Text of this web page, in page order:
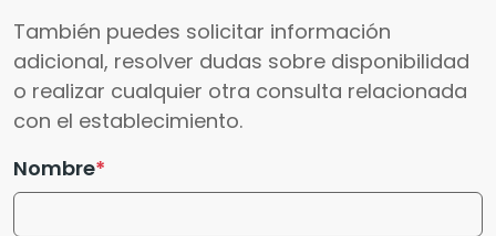
También puedes solicitar información
adicional, resolver dudas sobre disponibilidad
o realizar cualquier otra consulta relacionada
con el establecimiento.
Nombre